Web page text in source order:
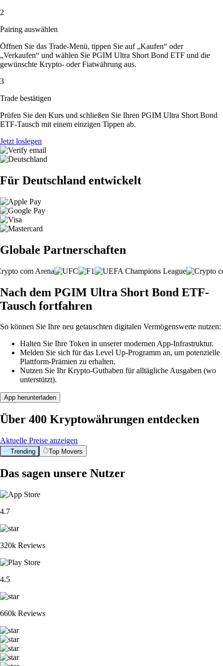
2
Pairing auswählen
Öffnen Sie das Trade-Menü, tippen Sie auf „Kaufen“ oder
„Verkaufen“ und wählen Sie PGIM Ultra Short Bond ETF und die
gewünschte Krypto- oder Fiatwährung aus.
3
Trade bestätigen
Prüfen Sie den Kurs und schließen Sie Ihren PGIM Ultra Short Bond
ETF-Tausch mit einem einzigen Tippen ab.
Jetzt loslegen
Für Deutschland entwickelt
Globale Partnerschaften
Nach dem PGIM Ultra Short Bond ETF-
Tausch fortfahren
So können Sie Ihre neu getauschten digitalen Vermögenswerte nutzen:
Halten Sie Ihre Token in unserer modernen App-Infrastruktur.
Melden Sie sich für das Level Up-Programm an, um potenzielle
Plattform-Prämien zu erhalten.
Nutzen Sie Ihr Krypto-Guthaben für alltägliche Ausgaben (wo
unterstützt).
App herunterladen
Über 400 Kryptowährungen entdecken
Aktuelle Preise anzeigen
Trending Top Movers
Das sagen unsere Nutzer
4.7
320k Reviews
4.5
660k Reviews